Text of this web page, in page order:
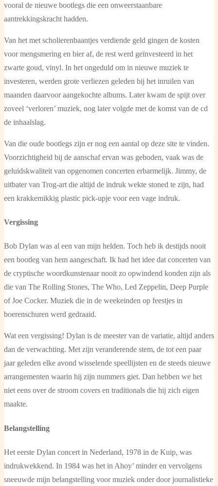
vooral de nieuwe bootlegs die een onweerstaanbare
aantrekkingskracht hadden.
Van het met scholierenbaantjes verdiende geld gingen de kosten
voor mengsmering en bier af, de rest werd geïnvesteerd in het
zwarte goud, vinyl. In het ongeduld om in nieuwe muziek te
investeren, werden grote verliezen geleden bij het inruilen van
maanden daarvoor aangekochte albums. Later kwam de spijt over
zoveel ‘verloren’ muziek, nog later volgde met de komst van de cd
de inhaalslag.
Van die oude bootlegs zijn er nog een aantal op deze site te vinden.
Voorzichtigheid bij de aanschaf ervan was geboden, vaak was de
geluidskwaliteit van opgenomen concerten erbarmelijk. Jimmy, de
uitbater van Trog-art die altijd de indruk wekte stoned te zijn, had
een krakkemikkig plastic pick-upje voor een vage indruk.
Vergissing
Bob Dylan was al een van mijn helden. Toch heb ik destijds nooit
een bootleg van hem aangeschaft. Ik had het idee dat concerten van
de cryptische woordkunstenaar nooit zo opwindend konden zijn als
die van The Rolling Stones, The Who, Led Zeppelin, Deep Purple
of Joe Cocker. Muziek die in de weekeinden op feestjes in
boerenschuren werd gedraaid.
Wat een vergissing! Dylan is de meester van de variatie, altijd anders
dan de verwachting. Met zijn veranderende stem, de tot een paar
jaar geleden elke avond wisselende speellijsten en de steeds nieuwe
arrangementen waarin hij zijn nummers giet. Dan hebben we het
niet eens over de stroom covers en traditionals die hij zich eigen
maakte.
Belangstelling
Het eerste Dylan concert in Nederland, 1978 in de Kuip, was
indrukwekkend. In 1984 was het in Ahoy’ minder en vervolgens
sneeuwde mijn belangstelling voor muziek onder door journalistieke